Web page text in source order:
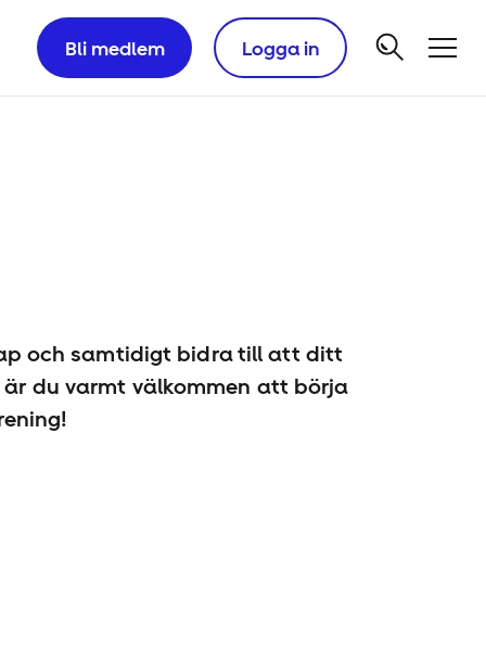
Bli medlem Logga in
och samtidigt bidra till att ditt
du varmt välkommen att börja